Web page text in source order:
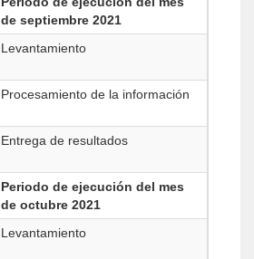
de septiembre 2021
Levantamiento
Procesamiento de la información
Entrega de resultados
Periodo de ejecución del mes
de octubre 2021
Levantamiento